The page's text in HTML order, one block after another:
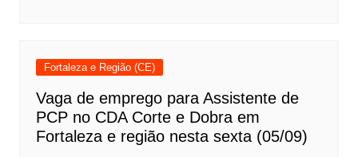
Fortaleza e Região (CE)
Vaga de emprego para Assistente de
PCP no CDA Corte e Dobra em
Fortaleza e região nesta sexta (05/09)